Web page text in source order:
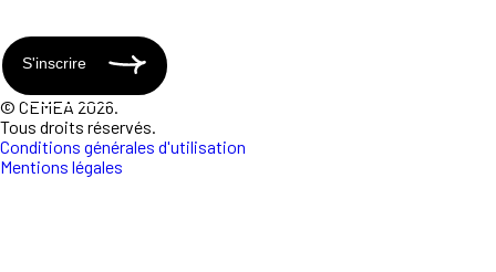
S'inscrire
© CEMEA 2026.
Tous droits réservés.
Conditions générales d'utilisation
Mentions légales